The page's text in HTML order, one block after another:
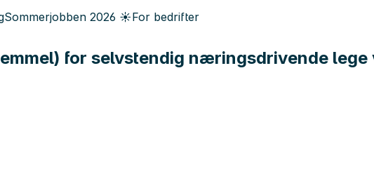
Sommerjobben 2026 ☀️For bedrifter
for selvstendig næringsdrivende lege